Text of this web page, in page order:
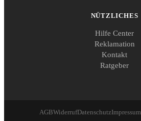
NÜTZLICHES
Hilfe Center
Reklamation
Kontakt
Ratgeber
AGBWiderrufDatenschutzImpressum